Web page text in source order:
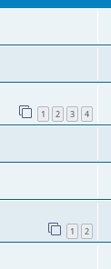
1 2 3 4
1 2